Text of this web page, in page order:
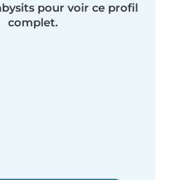
pour voir ce profil
complet.